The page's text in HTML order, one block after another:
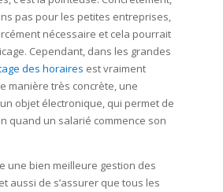
pas pour les petites entreprises,
nécessaire et cela pourrait
Cependant, dans les grandes
des horaires est vraiment
manière très concrète, une
objet électronique, qui permet de
quand un salarié commence son
une bien meilleure gestion des
aussi de s’assurer que tous les